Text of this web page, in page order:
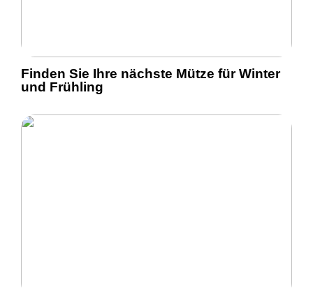
Finden Sie Ihre nächste Mütze für Winter
und Frühling